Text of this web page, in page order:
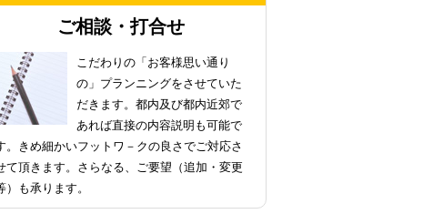
ご相談・打合せ
こだわりの 「お客様思い通り
の」プランニングをさせていた
だきます。都内及び都内近郊で
あれば直接の内容説明も可能で
。きめ細かいフットワ－クの良さでご対応さ
て頂きます。さらなる、ご要望（追加・変更
）も承ります。